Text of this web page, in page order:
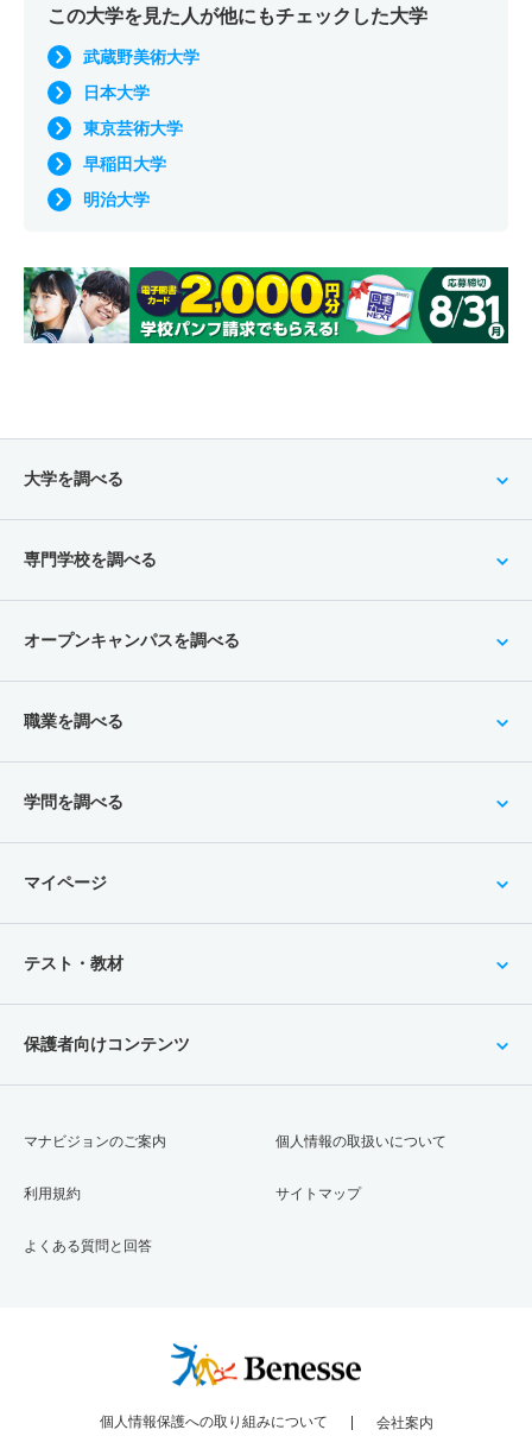
この大学を見た人が他にもチェックした大学
武蔵野美術大学
日本大学
東京芸術大学
早稲田大学
明治大学
大学を調べる
専門学校を調べる
オープンキャンパスを調べる
職業を調べる
学問を調べる
マイページ
テスト・教材
保護者向けコンテンツ
マナビジョンのご案内
利用規約
よくある質問と回答
個人情報の取扱いについて
サイトマップ
個人情報保護への取り組みについて 会社案内